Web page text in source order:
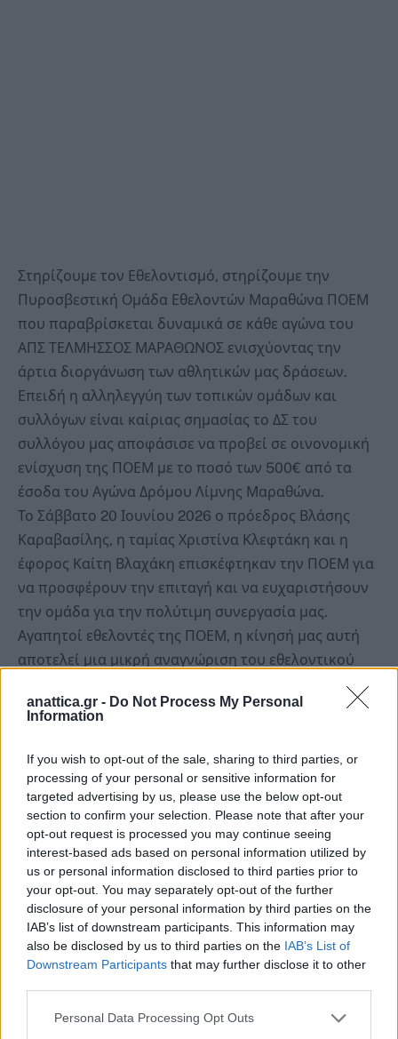
anattica.gr - Do Not Process My Personal
Information
If you wish to opt-out of the sale, sharing to third parties, or
processing of your personal or sensitive information for
targeted advertising by us, please use the below opt-out
section to confirm your selection. Please note that after your
opt-out request is processed you may continue seeing
interest-based ads based on personal information utilized by
us or personal information disclosed to third parties prior to
your opt-out. You may separately opt-out of the further
disclosure of your personal information by third parties on the
IAB’s list of downstream participants. This information may
also be disclosed by us to third parties on the IAB’s List of
Downstream Participants that may further disclose it to other
Personal Data Processing Opt Outs
Στηρίζουμε τον Εθελοντισμό, στηρίζουμε την
Πυροσβεστική Ομάδα Εθελοντών Μαραθώνα ΠΟΕΜ
που παραβρίσκεται δυναμικά σε κάθε αγώνα του
ΑΠΣ ΤΕΛΜΗΣΣΟΣ ΜΑΡΑΘΩΝΟΣ ενισχύοντας την
άρτια διοργάνωση των αθλητικών μας δράσεων.
Επειδή η αλληλεγγύη των τοπικών ομάδων και
συλλόγων είναι καίριας σημασίας το ΔΣ του
συλλόγου μας αποφάσισε να προβεί σε οινονομική
ενίσχυση της ΠΟΕΜ με το ποσό των 500€ από τα
έσοδα του Αγώνα Δρόμου Λίμνης Μαραθώνα.
Το Σάββατο 20 Ιουνίου 2026 ο πρόεδρος Βλάσης
Καραβασίλης, η ταμίας Χριστίνα Κλεφτάκη και η
έφορος Καίτη Βλαχάκη επισκέφτηκαν την ΠΟΕΜ για
να προσφέρουν την επιταγή και να ευχαριστήσουν
την ομάδα για την πολύτιμη συνεργασία μας.
Αγαπητοί εθελοντές της ΠΟΕΜ, η κίνησή μας αυτή
αποτελεί μια μικρή αναγνώριση του εθελοντικού
σας έργου. Ως εθελοντές κι εμείς αναγνωρίζουμε τις
αμέτρητες ώρες, το δυναμισμό και την αγάπη που
Σας ευχαριστούμε από καρδιάς!